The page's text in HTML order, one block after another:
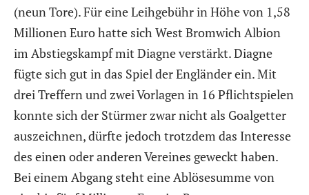
(neun Tore). Für eine Leihgebühr in Höhe von 1,58
Millionen Euro hatte sich West Bromwich Albion
im Abstiegskampf mit Diagne verstärkt. Diagne
fügte sich gut in das Spiel der Engländer ein. Mit
drei Treffern und zwei Vorlagen in 16 Pflichtspielen
konnte sich der Stürmer zwar nicht als Goalgetter
auszeichnen, dürfte jedoch trotzdem das Interesse
des einen oder anderen Vereines geweckt haben.
Bei einem Abgang steht eine Ablösesumme von